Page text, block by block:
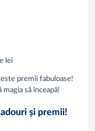
lei
premii fabuloase!
să înceapă!
și premii!